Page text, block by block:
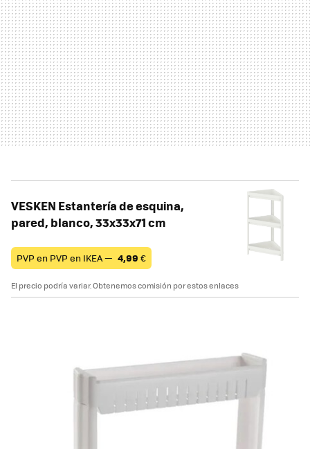
VESKEN Estantería de esquina,
pared, blanco, 33x33x71 cm
PVP en PVP en IKEA — 4,99 €
El precio podría variar. Obtenemos comisión por estos enlaces